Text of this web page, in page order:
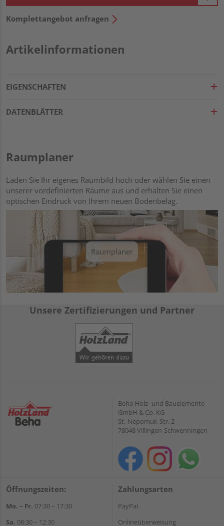
Komplettangebot anfragen
Artikelinformationen
EIGENSCHAFTEN
DATENBLÄTTER
Raumplaner
Laden Sie Ihr eigenes Raumbild hoch oder wählen Sie einen
unserer vordefinierten Räume aus und erhalten Sie einen
optischen Eindruck von Ihrem neuen Bodenbelag.
Raumplaner
Unsere Zertifizierungen und Partner
Beha Holz- und Bauelemente
GmbH & Co. KG
St.-Nepomuk-Str. 2
78048 Villingen-Schwenningen
Öffnungszeiten:
Mo. – Fr. 07:30 – 17:30
Sa. 08:30 – 12:30
Zahlungsarten
PayPal
Onlineüberweisung